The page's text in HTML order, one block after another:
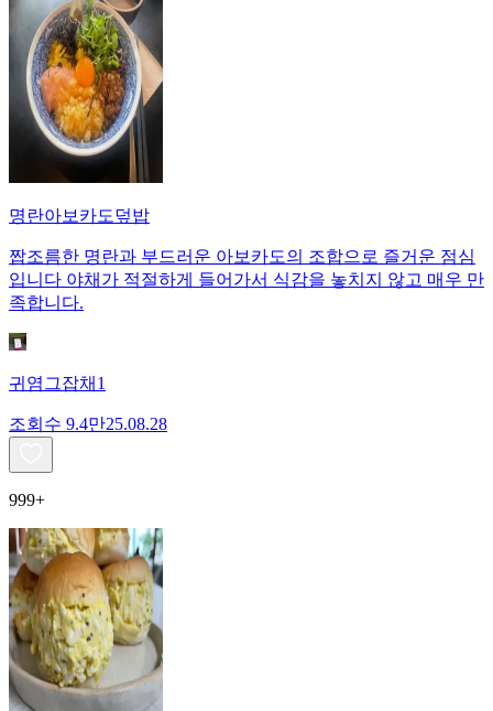
명란아보카도덮밥
짭조름한 명란과 부드러운 아보카도의 조합으로 즐거운 점심
입니다 야채가 적절하게 들어가서 식감을 놓치지 않고 매우 만
족합니다.
귀염그잡채1
조회수 9.4만25.08.28
999+